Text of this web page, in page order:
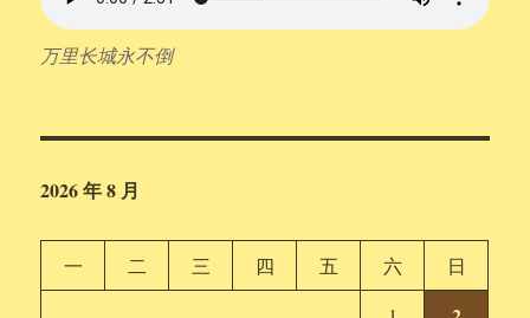
万里长城永不倒
2026 年 8 月
一 二 三 四 五 六
日